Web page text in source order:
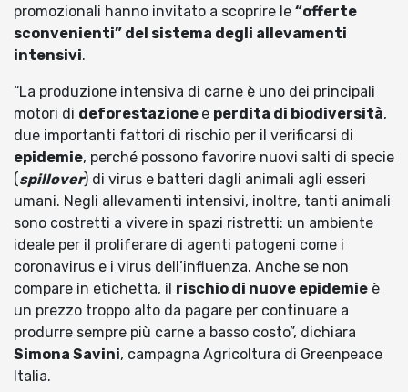
promozionali hanno invitato a scoprire le “offerte
sconvenienti” del sistema degli allevamenti
intensivi.
“La produzione intensiva di carne è uno dei principali
motori di deforestazione e perdita di biodiversità,
due importanti fattori di rischio per il verificarsi di
epidemie, perché possono favorire nuovi salti di specie
(spillover) di virus e batteri dagli animali agli esseri
umani. Negli allevamenti intensivi, inoltre, tanti animali
sono costretti a vivere in spazi ristretti: un ambiente
ideale per il proliferare di agenti patogeni come i
coronavirus e i virus dell’influenza. Anche se non
compare in etichetta, il rischio di nuove epidemie è
un prezzo troppo alto da pagare per continuare a
produrre sempre più carne a basso costo”, dichiara
Simona Savini, campagna Agricoltura di Greenpeace
Italia.